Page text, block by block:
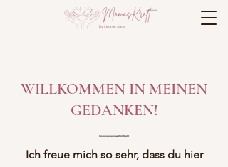
WILLKOMMEN IN MEINEN
GEDANKEN!
Ich freue mich so sehr, dass du hier